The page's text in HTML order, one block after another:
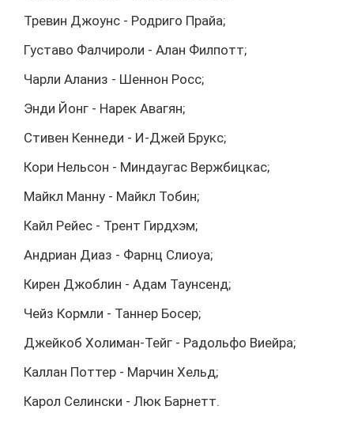
Тревин Джоунс - Родриго Прайа;
Густаво Фалчироли - Алан Филпотт;
Чарли Аланиз - Шеннон Росс;
Энди Йонг - Нарек Авагян;
Стивен Кеннеди - И-Джей Брукс;
Кори Нельсон - Миндаугас Вержбицкас;
Майкл Манну - Майкл Тобин;
Кайл Рейес - Трент Гирдхэм;
Андриан Диаз - Фарнц Слиоуа;
Кирен Джоблин - Адам Таунсенд;
Чейз Кормли - Таннер Босер;
Джейкоб Холиман-Тейг - Радольфо Виейра;
Каллан Поттер - Марчин Хельд;
Карол Селински - Люк Барнетт.